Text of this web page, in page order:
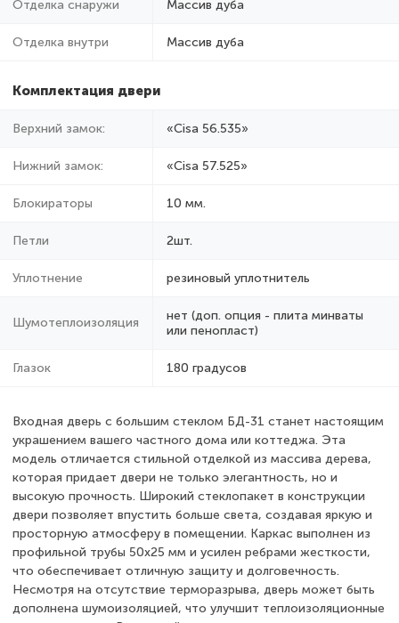
Отделка снаружи Массив дуба
Отделка внутри Массив дуба
Комплектация двери
Верхний замок: «Cisa 56.535»
Нижний замок: «Cisa 57.525»
Блокираторы 10 мм.
Петли 2шт.
Уплотнение резиновый уплотнитель
Шумотеплоизоляция
нет (доп. опция - плита минваты
или пенопласт)
Глазок 180 градусов
Входная дверь с большим стеклом БД-31 станет настоящим
украшением вашего частного дома или коттеджа. Эта
модель отличается стильной отделкой из массива дерева,
которая придает двери не только элегантность, но и
высокую прочность. Широкий стеклопакет в конструкции
двери позволяет впустить больше света, создавая яркую и
просторную атмосферу в помещении. Каркас выполнен из
профильной трубы 50х25 мм и усилен ребрами жесткости,
что обеспечивает отличную защиту и долговечность.
Несмотря на отсутствие терморазрыва, дверь может быть
дополнена шумоизоляцией, что улучшит теплоизоляционные